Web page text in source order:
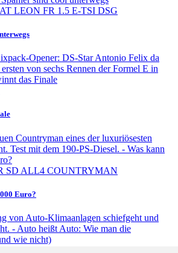
LEON FR 1.5 E-TSI DSG
SD ALL4 COUNTRYMAN
Euro?